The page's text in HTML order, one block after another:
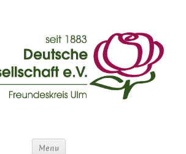
Menu